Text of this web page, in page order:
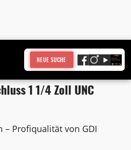
NEUE SUCHE
1 1/4 Zoll UNC
Profiqualität von GDI